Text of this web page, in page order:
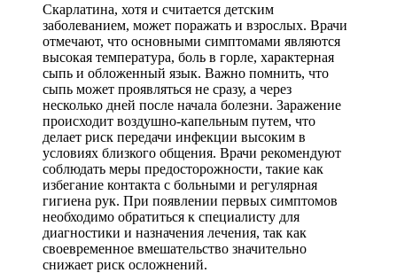
Скарлатина, хотя и считается детским
заболеванием, может поражать и взрослых. Врачи
отмечают, что основными симптомами являются
высокая температура, боль в горле, характерная
сыпь и обложенный язык. Важно помнить, что
сыпь может проявляться не сразу, а через
несколько дней после начала болезни. Заражение
происходит воздушно-капельным путем, что
делает риск передачи инфекции высоким в
условиях близкого общения. Врачи рекомендуют
соблюдать меры предосторожности, такие как
избегание контакта с больными и регулярная
гигиена рук. При появлении первых симптомов
необходимо обратиться к специалисту для
диагностики и назначения лечения, так как
своевременное вмешательство значительно
снижает риск осложнений.